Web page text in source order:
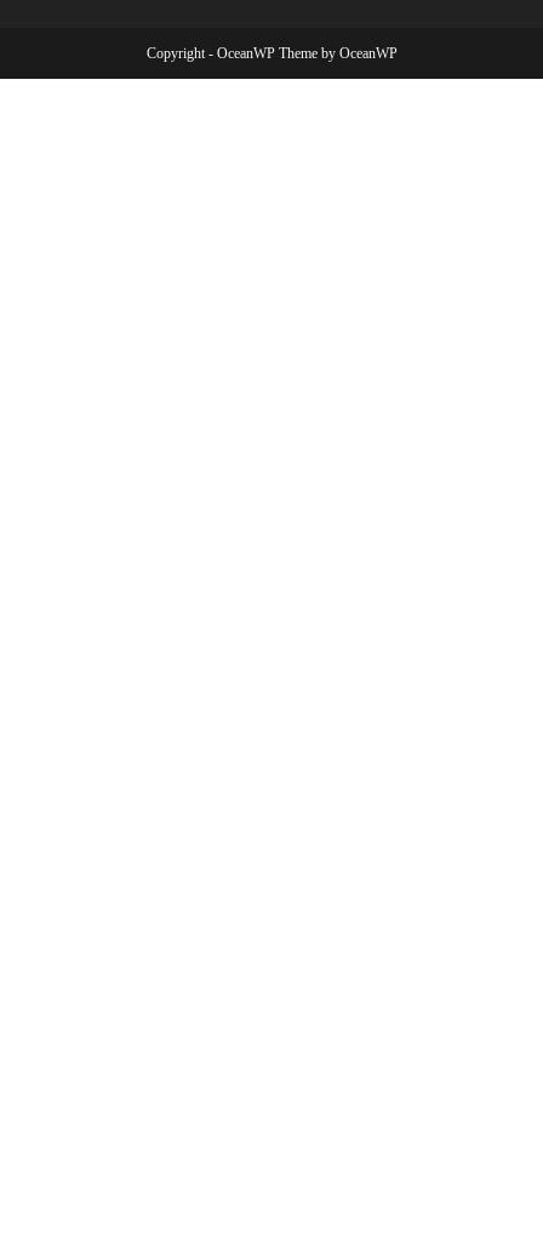
Copyright - OceanWP Theme by OceanWP